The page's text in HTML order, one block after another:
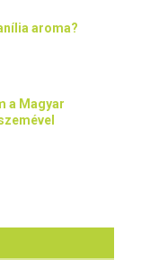
aroma?
a Magyar